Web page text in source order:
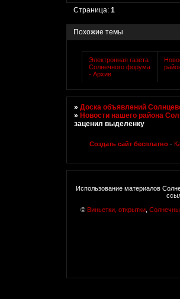
Страница:1
Похожие темы
Электронная газета
Солнечного форума
- Архив
»Доска объявлений
» Новости нашего района
заценил выделенку
Создать сайт бесплатно ·
Использование материалов
© Виньетки, открытки,